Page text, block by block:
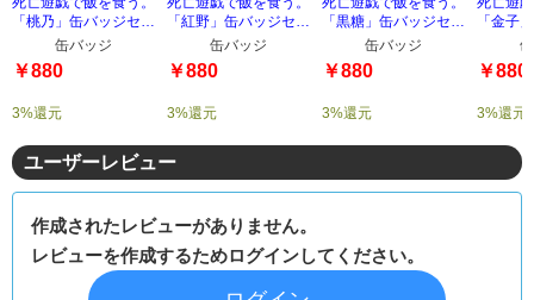
「桃乃」缶バッジセッ
缶バッジ
￥880
3%還元
「紅野」缶バッジセッ
缶バッジ
￥880
3%還元
「黒糖」缶バッジセッ
缶バッジ
￥880
3%還元
「金子
￥880
3%還元
ユーザーレビュー
作成されたレビューがありません。
レビューを作成するためログインしてください。